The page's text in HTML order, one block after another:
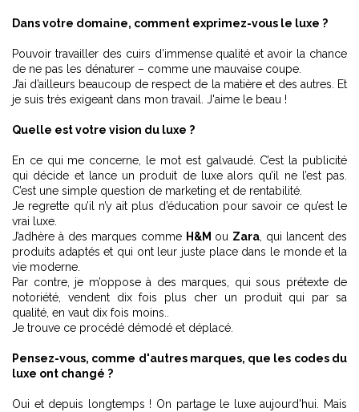
Dans votre domaine, comment exprimez-vous le luxe ?
Pouvoir travailler des cuirs d’immense qualité et avoir la chance
de ne pas les dénaturer – comme une mauvaise coupe.
J’ai d’ailleurs beaucoup de respect de la matière et des autres. Et
je suis très exigeant dans mon travail. J'aime le beau !
Quelle est votre vision du luxe ?
En ce qui me concerne, le mot est galvaudé. C’est la publicité
qui décide et lance un produit de luxe alors qu’il ne l’est pas.
C’est une simple question de marketing et de rentabilité.
Je regrette qu’il n’y ait plus d’éducation pour savoir ce qu’est le
vrai luxe.
J’adhère à des marques comme H&M ou Zara , qui lancent des
produits adaptés et qui ont leur juste place dans le monde et la
vie moderne.
Par contre, je m’oppose à des marques, qui sous prétexte de
notoriété, vendent dix fois plus cher un produit qui par sa
qualité, en vaut dix fois moins..
Je trouve ce procédé démodé et déplacé.
Pensez-vous, comme d'autres marques, que les codes du
luxe ont changé ?
Oui et depuis longtemps ! On partage le luxe aujourd'hui. Mais